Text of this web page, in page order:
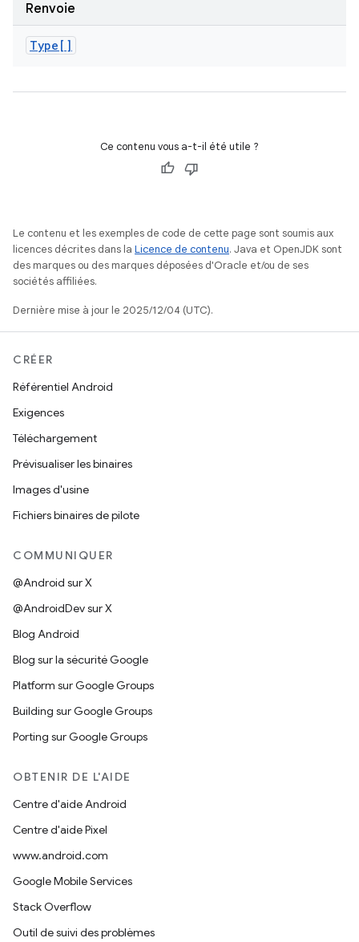
Renvoie
Type[]
Ce contenu vous a-t-il été utile ?
Le contenu et les exemples de code de cette page sont soumis aux
licences décrites dans la Licence de contenu. Java et OpenJDK sont
des marques ou des marques déposées d'Oracle et/ou de ses
sociétés affiliées.
Dernière mise à jour le 2025/12/04 (UTC).
CRÉER
Référentiel Android
Exigences
Téléchargement
Prévisualiser les binaires
Images d'usine
Fichiers binaires de pilote
COMMUNIQUER
@Android sur X
@AndroidDev sur X
Blog Android
Blog sur la sécurité Google
Platform sur Google Groups
Building sur Google Groups
Porting sur Google Groups
OBTENIR DE L'AIDE
Centre d'aide Android
Centre d'aide Pixel
www.android.com
Google Mobile Services
Stack Overflow
Outil de suivi des problèmes